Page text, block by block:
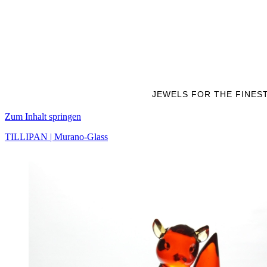
JEWELS FOR THE
Zum Inhalt springen
TILLIPAN | Murano-Glass